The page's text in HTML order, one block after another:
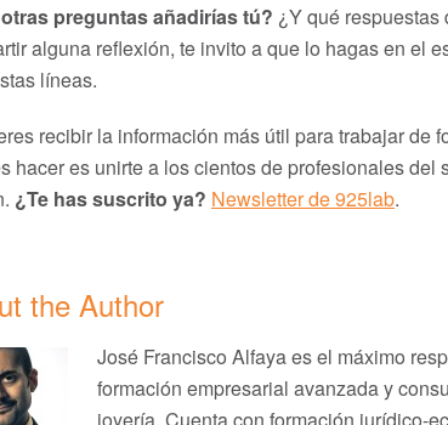
preguntas añadirías tú? ¿Y qué
alguna reflexión, te invito a que lo hagas en el
líneas.
recibir la información más útil para trabajar de
hacer es unirte a los cientos de profesionales del
¿Te has suscrito ya? Newsletter de 925lab.
the Author
José Francisco Alfaya es el máximo
formación empresarial avanzada y
joyería. Cuenta con formación jurídico-